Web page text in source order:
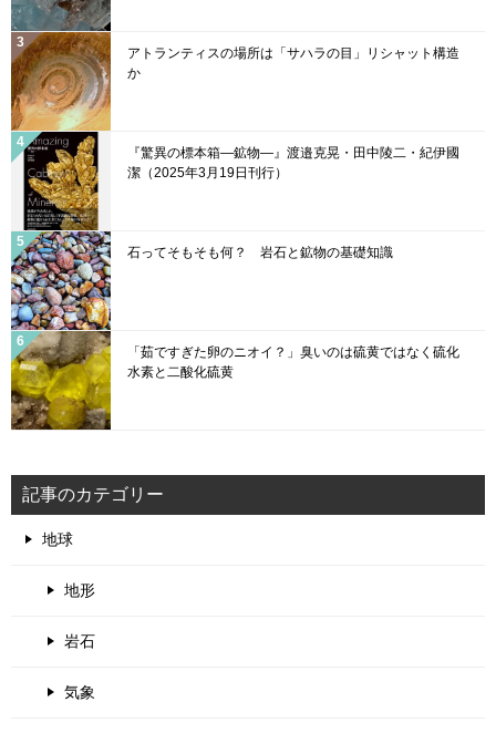
アトランティスの場所は「サハラの目」リシャット構造
か
『驚異の標本箱—鉱物—』渡邉克晃・田中陵二・紀伊國
潔（2025年3月19日刊行）
石ってそもそも何？ 岩石と鉱物の基礎知識
「茹ですぎた卵のニオイ？」臭いのは硫黄ではなく硫化
水素と二酸化硫黄
記事のカテゴリー
地球
地形
岩石
気象